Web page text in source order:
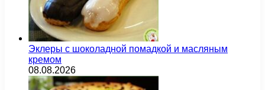
Эклеры с шоколадной помадкой и масляным
кремом
08.08.2026